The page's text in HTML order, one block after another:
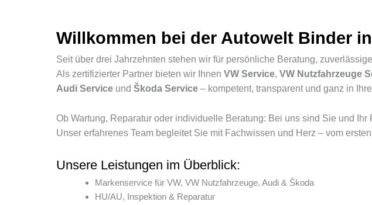
Willkommen bei der Autowelt Binder
Seit über drei Jahrzehnten stehen wir für persönliche Beratung,
Als zertifizierter Partner bieten wir Ihnen VW Service, VW Nutzfahrzeuge
Audi Service und Škoda Service – kompetent, transparent und ganz in
Ob Wartung, Reparatur oder individuelle Beratung: Bei uns sind Sie und Ihr
Unser erfahrenes Team begleitet Sie mit Fachwissen und Herz – vom
Unsere Leistungen im Überblick:
Markenservice für VW, VW Nutzfahrzeuge, Audi & Škoda
HU/AU, Inspektion & Reparatur